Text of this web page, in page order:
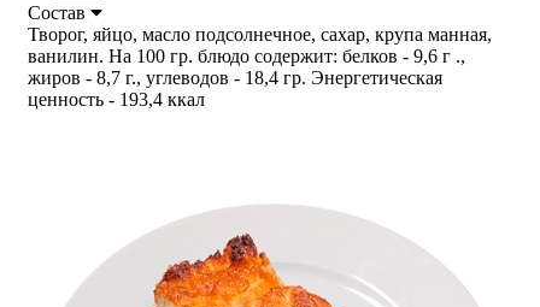
Состав
Творог, яйцо, масло подсолнечное, сахар, крупа манная,
ванилин. На 100 гр. блюдо содержит: белков - 9,6 г .,
жиров - 8,7 г., углеводов - 18,4 гр. Энергетическая
ценность - 193,4 ккал